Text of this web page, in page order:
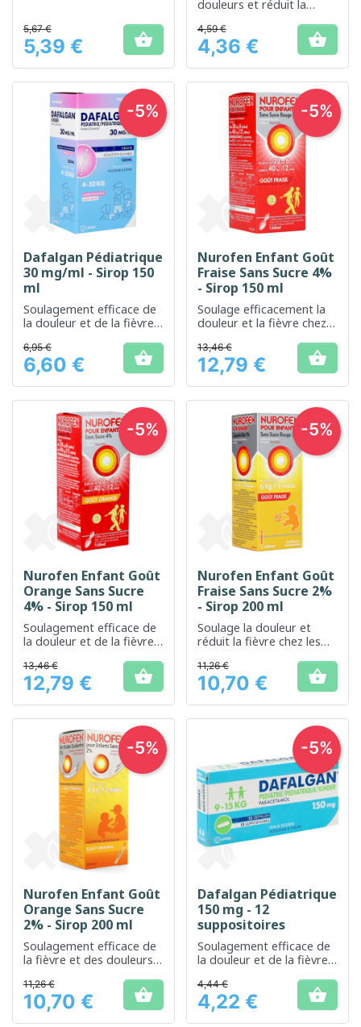
Prix
5,67 €
5,39 € 
douleurs et réduit la
Prix
4,59 €
4,36 € 
Dafalgan Pédiatrique
30 mg/ml - Sirop 150
ml
Soulagement efficace de
la douleur et de la fièvre
Prix
6,95 €
6,60 € 
-5%
Nurofen Enfant Goût
Fraise Sans Sucre 4%
- Sirop 150 ml
Soulage efficacement la
douleur et la fièvre chez
agréable goût de fraise
Prix
13,46 €
12,79 € 
-5%
Nurofen Enfant Goût
Orange Sans Sucre
4% - Sirop 150 ml
Soulagement efficace de
la douleur et de la fièvre
agréable goût d'orange
Prix
13,46 €
12,79 € 
-5%
Nurofen Enfant Goût
Fraise Sans Sucre 2%
- Sirop 200 ml
Soulage la douleur et
réduit la fièvre chez les
agréable de fraise.
Prix
11,26 €
10,70 € 
-5%
Nurofen Enfant Goût
Orange Sans Sucre
2% - Sirop 200 ml
Soulagement efficace de
la fièvre et des douleurs
Prix
11,26 €
10,70 € 
-5%
Dafalgan Pédiatrique
150 mg - 12
suppositoires
Soulagement efficace de
la douleur et de la fièvre
Prix
4,44 €
4,22 € 
-5%